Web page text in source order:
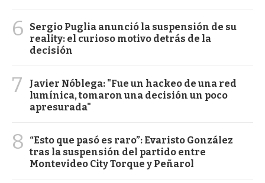
6
Sergio Puglia anunció la suspensión de su
reality: el curioso motivo detrás de la
decisión
7
Javier Nóblega: "Fue un hackeo de una red
lumínica, tomaron una decisión un poco
apresurada"
8
“Esto que pasó es raro”: Evaristo González
tras la suspensión del partido entre
Montevideo City Torque y Peñarol